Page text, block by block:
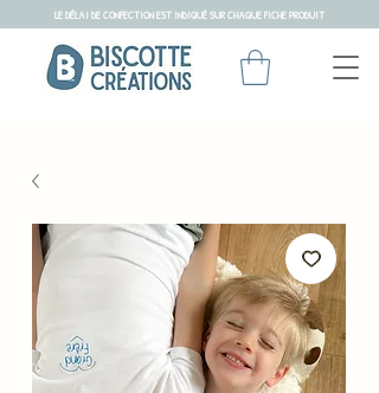
LE DÉLAI DE CONFECTION EST INDIQUÉ SUR CHAQUE FICHE PRODUIT